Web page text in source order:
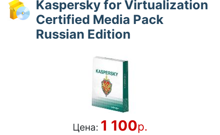
Kaspersky for Virtualization
Certified Media Pack
Russian Edition
Цена: 1 100р.